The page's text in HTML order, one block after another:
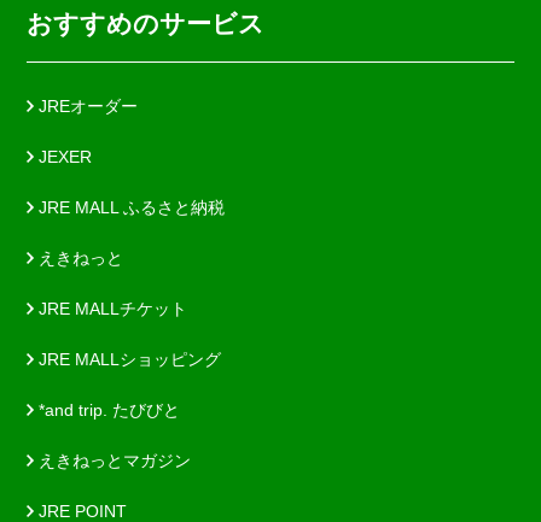
おすすめのサービス
JREオーダー
JEXER
JRE MALL ふるさと納税
えきねっと
JRE MALLチケット
JRE MALLショッピング
*and trip. たびびと
えきねっとマガジン
JRE POINT